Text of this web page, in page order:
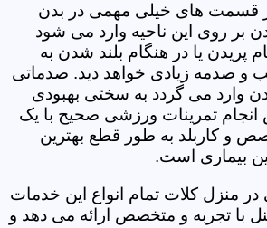
قسمت های خیلی مهمی در بدن
بر روی این ناحیه وارد می شود
پریدن یا در هنگام بلند شدن به
و صدمه زیادی خواهد دید. صدماتی
وارد می گردد به سختی بهبودی
انجام تمرینات ورزشی صحیح با یک
و کاربلد به طور قطع بهترین
بیماری است.
منزل کلات تمام انواع این خدمات
با تجربه و متخصص ارائه می دهد و